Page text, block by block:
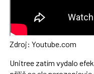
Zdroj: Youtube.com
Unitree zatím vydalo